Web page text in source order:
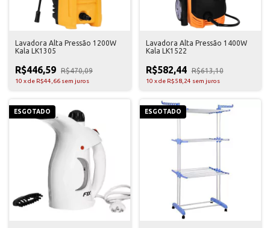
Lavadora Alta Pressão 1200W
Kala LK1305
R$446,59 R$470,09
10 xde R$44,66 sem juros
Lavadora Alta Pressão 1400W
Kala LK1522
R$582,44 R$613,10
10 xde R$58,24 sem juros
ESGOTADO ESGOTADO